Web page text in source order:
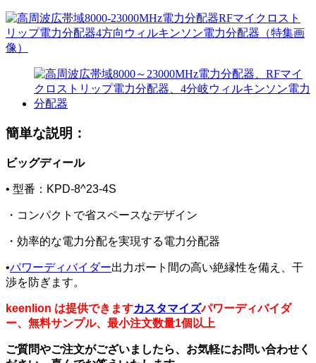
簡単な説明：
ビッグディール
• 型番：KPD-8^23-4S
・コンパクトで省スペースなデザイン
・効率的な電力分配を実現する電力分配器
•パワーディバイダー出力ポート間の高い絶縁性を備え、干
渉を防ぎます。
keenlion は提供できますカスタマイズパワーディバイダ
ー、無料サンプル、最小注文数量1個以上
ご質問やご注文がございましたら、お気軽にお問い合わせく